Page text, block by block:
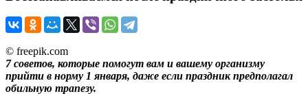
© freepik.com
7 советов, которые помогут вам и вашему организму
прийти в норму 1 января, даже если праздник предполагал
обильную трапезу.